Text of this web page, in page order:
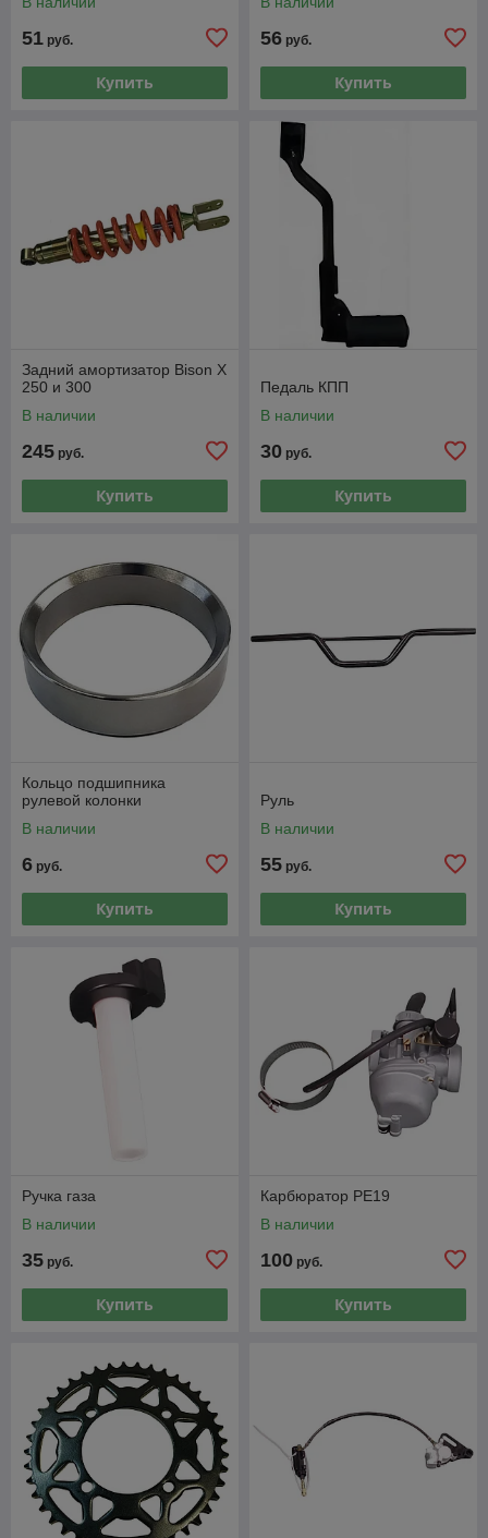
51 руб.
Купить
56 руб.
Купить
Задний амортизатор Bison X
250 и 300
В наличии
245 руб.
Купить
Педаль КПП
В наличии
30 руб.
Купить
Кольцо подшипника
рулевой колонки
В наличии
6 руб.
Купить
Руль
В наличии
55 руб.
Купить
Ручка газа
В наличии
35 руб.
Купить
Карбюратор PE19
В наличии
100 руб.
Купить